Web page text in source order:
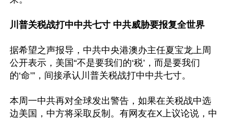
川普关税战打中中共七寸 中共威胁要报复全世界
据希望之声报导，中共中央港澳办主任夏宝龙上周
公开表示，美国“不是要我们的‘税’，而是要我们
的‘命’”，间接承认川普关税战打中中共七寸。
本周一中共再对全球发出警告，如果在关税战中选
边美国，中方将采取反制。有网友在X上议论说，中